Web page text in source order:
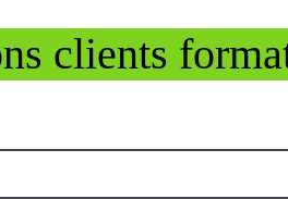
clients